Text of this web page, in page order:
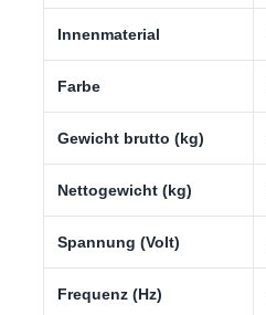
Innenmaterial
Farbe
Gewicht brutto (kg)
Nettogewicht (kg)
Spannung (Volt)
Frequenz (Hz)